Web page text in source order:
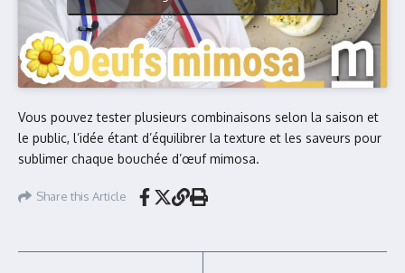
Vous pouvez tester plusieurs combinaisons selon la saison et
le public, l’idée étant d’équilibrer la texture et les saveurs pour
sublimer chaque bouchée d’œuf mimosa.
Share this Article